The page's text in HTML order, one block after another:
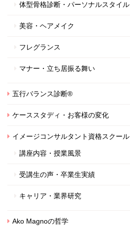
体型骨格診断・パーソナルスタイル
美容・ヘアメイク
フレグランス
マナー・立ち居振る舞い
五行バランス診断®
ケーススタディ・お客様の変化
イメージコンサルタント資格スクール
講座内容・授業風景
受講生の声・卒業生実績
キャリア・業界研究
Ako Magnoの哲学